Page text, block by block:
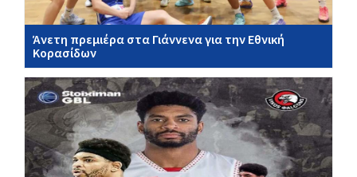
Άνετη πρεμιέρα στα Γιάννενα για την Εθνική
Κορασίδων